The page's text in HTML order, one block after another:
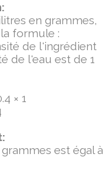
en grammes,
formule :
de l'ingrédient
de l'eau est de 1
× 1
est égal à